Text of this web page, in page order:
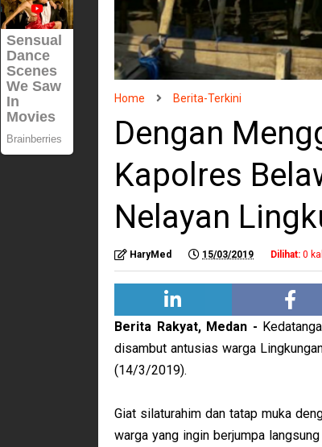
Home Berita-Terkini
Dengan
Kapolres
Nelayan
HaryMed 15/03/2019 Dilihat: 0
Berita Rakyat, Medan -
disambut antusias warga
(14/3/2019).
Giat silaturahim dan tatap muka
warga yang ingin berjumpa